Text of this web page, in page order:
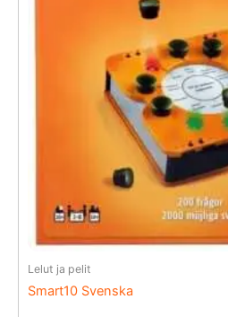
Lelut ja pelit
Smart10 Svenska